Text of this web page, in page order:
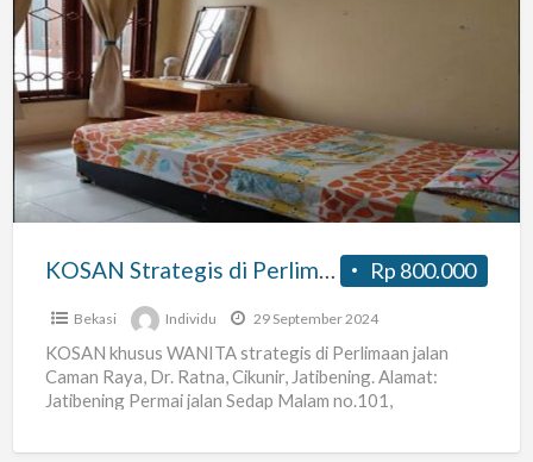
KOSAN
Strategis
di
Perlimaan
Caman
Raya,
Dr
Cikunir,
Jatibening
Rp 800.000
KOSAN Strategis di Perlimaan Caman Raya, Dr Ratna, Cikunir, Jatibening
Bekasi Individu 29 September 2024
KOSAN khusus WANITA strategis di Perlimaan jalan
Caman Raya, Dr. Ratna, Cikunir, Jatibening. Alamat:
Jatibening Permai jalan Sedap Malam no.101,